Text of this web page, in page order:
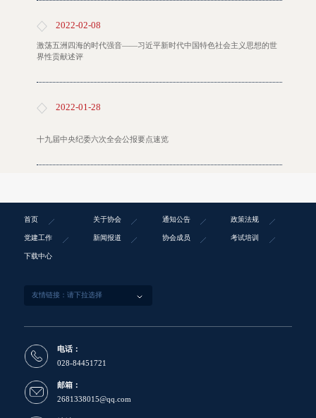
2022-02-08
激荡五洲四海的时代强音——习近平新时代中国特色社会主义思想的世
界性贡献述评
2022-01-28
十九届中央纪委六次全会公报要点速览
首页 关于协会 通知公告 政策法规
党建工作 新闻报道 协会成员 考试培训
下载中心
电话：
028-84451721
邮箱：
2681338015@qq.com